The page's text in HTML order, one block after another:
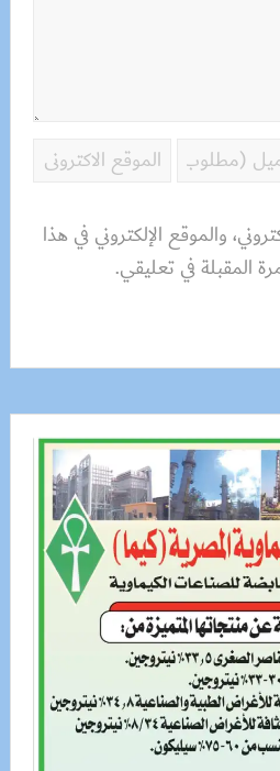
والموقع الإلكتروني في هذا
المقبلة في تعليقي.